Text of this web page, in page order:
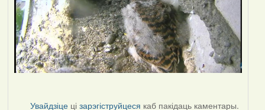
Увайдзіце цізарэгіструйцеся каб пакідаць каментары.